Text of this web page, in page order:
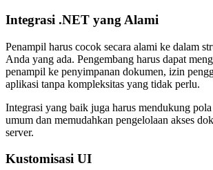
Integrasi .NET yang Alami
Penampil harus cocok secara alami ke dalam
Anda yang ada. Pengembang harus dapat
penampil ke penyimpanan dokumen, izin
aplikasi tanpa kompleksitas yang tidak perlu.
Integrasi yang baik juga harus mendukung
umum dan memudahkan pengelolaan akses
server.
Kustomisasi UI